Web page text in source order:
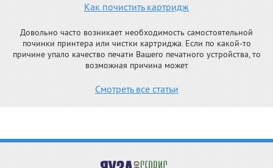
Как почистить картридж
Довольно часто возникает необходимость самостоятельной
починки принтера или чистки картриджа. Если по какой-то
причине упало качество печати Вашего печатного устройства, то
возможная причина может
Смотреть все статьи